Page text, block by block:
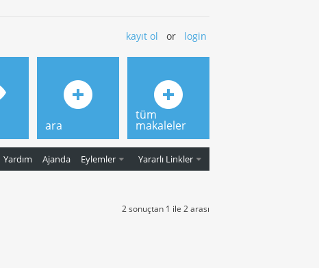
kayıt ol or login
Yardım Ajanda Eylemler Yararlı Linkler
ara
tüm
makaleler
2 sonuçtan 1 ile 2 arası